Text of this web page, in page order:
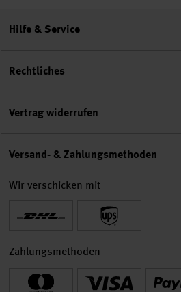
Hilfe & Service
Rechtliches
Vertrag widerrufen
Versand- & Zahlungsmethoden
Wir verschicken mit
Zahlungsmethoden